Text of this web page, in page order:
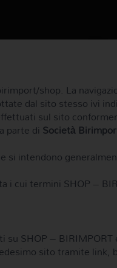
shop. La
dal sito stesso ivi
sul sito
parte di Società
si intendono
i cui termini SHOP –
SHOP –
sito tramite link,